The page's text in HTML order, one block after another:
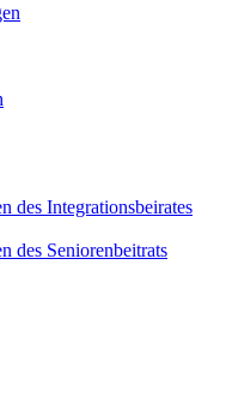
des Integrationsbeirates
des Seniorenbeitrats